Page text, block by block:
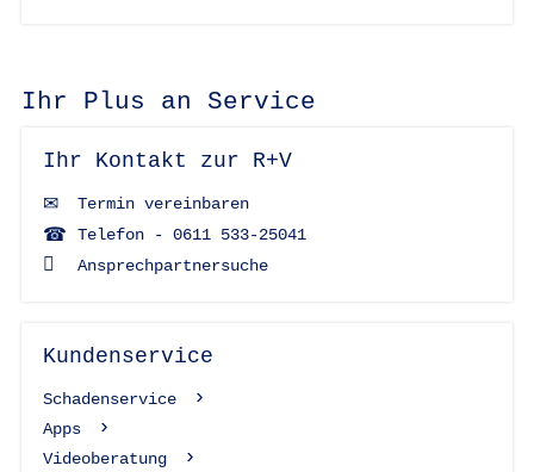
Ihr Plus an Service
Ihr Kontakt zur R+V
Termin vereinbaren
Telefon - 0611 533-25041
Ansprechpartnersuche
Kundenservice
Schadenservice
Apps
Videoberatung